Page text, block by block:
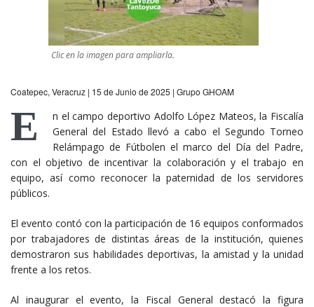
Clic en la imagen para ampliarla.
Coatepec, Veracruz | 15 de Junio de 2025 | Grupo GHOAM
E
n el campo deportivo Adolfo López Mateos, la Fiscalía
General del Estado llevó a cabo el Segundo Torneo
Relámpago de Fútbolen el marco del Día del Padre,
con el objetivo de incentivar la colaboración y el trabajo en
equipo, así como reconocer la paternidad de los servidores
públicos.
El evento contó con la participación de 16 equipos conformados
por trabajadores de distintas áreas de la institución, quienes
demostraron sus habilidades deportivas, la amistad y la unidad
frente a los retos.
Al inaugurar el evento, la Fiscal General destacó la figura